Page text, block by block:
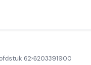
62›6203391900